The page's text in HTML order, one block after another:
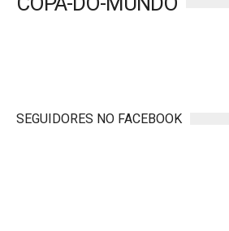
SEGUIDORES NO FACEBOOK